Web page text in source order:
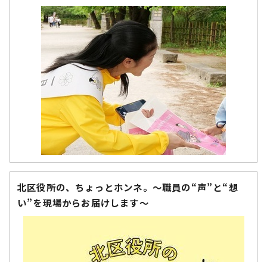
北区役所の、ちょっとホンネ。～職員の“声”と“想
い”を現場からお届けします～